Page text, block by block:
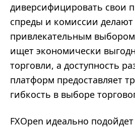
диверсифицировать свои
спреды и комиссии делают
привлекательным выбором
ищет экономически
торговли, а доступность
платформ предоставляет
гибкость в выборе
FXOpen идеально